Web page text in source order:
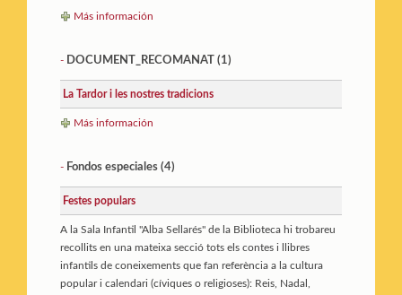
Más información
- DOCUMENT_RECOMANAT (1)
La Tardor i les nostres tradicions
Más información
- Fondos especiales (4)
Festes populars
A la Sala Infantil "Alba Sellarés" de la Biblioteca hi trobareu
recollits en una mateixa secció tots els contes i llibres
infantils de coneixements que fan referència a la cultura
popular i calendari (cíviques o religioses): Reis, Nadal,